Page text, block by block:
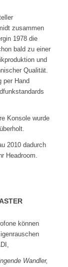
zusammen
1978 die
bald zu einer
und
Qualität.
per Hand
Konsole wurde
2010 dadurch
Headroom.
können
Wandler,